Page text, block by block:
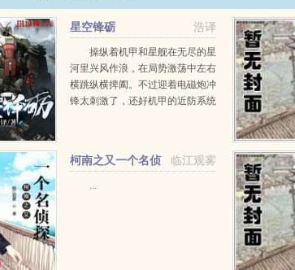
浩译
星空锋砺
操纵着机甲和星舰在无尽的星
河里兴风作浪，在局势激荡中左右
横跳纵横捭阖。不过迎着电磁炮冲
锋太刺激了，还好机甲的近防系统
射的星空里航行是很考验技术...
临江观雾
柯南之又一个名侦
...